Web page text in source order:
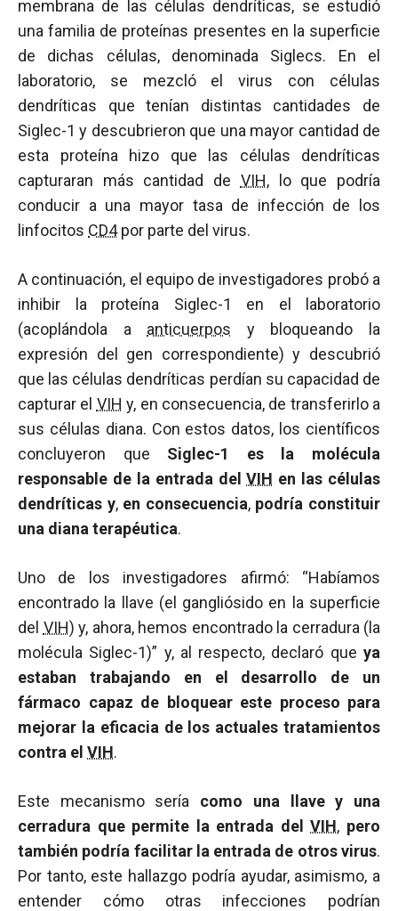
membrana de las células dendríticas, se estudió
una familia de proteínas presentes en la superficie
de dichas células, denominada Siglecs. En el
laboratorio, se mezcló el virus con células
dendríticas que tenían distintas cantidades de
Siglec-1 y descubrieron que una mayor cantidad de
esta proteína hizo que las células dendríticas
capturaran más cantidad de VIH, lo que podría
conducir a una mayor tasa de infección de los
linfocitos CD4por parte del virus.
A continuación, el equipo de investigadores probó a
inhibir la proteína Siglec-1 en el laboratorio
(acoplándola a anticuerpos y bloqueando la
expresión del gen correspondiente) y descubrió
que las células dendríticas perdían su capacidad de
capturar el VIH y, en consecuencia, de transferirlo a
sus células diana. Con estos datos, los científicos
concluyeron que Siglec-1 es la molécula
responsable de la entrada delVIH en las células
dendríticas y,en consecuencia,podría constituir
una diana terapéutica.
Uno de los investigadores afirmó: “Habíamos
encontrado la llave (el gangliósido en la superficie
del VIH) y, ahora, hemos encontrado la cerradura (la
molécula Siglec-1)” y, al respecto, declaró que ya
estaban trabajando en el desarrollo de un
fármaco capaz de bloquear este proceso para
mejorar la eficacia de los actuales tratamientos
contra el VIH.
Este mecanismo sería como una llave y una
cerradura que permite la entrada delVIH, pero
también podría facilitar la entrada de otros virus.
Por tanto, este hallazgo podría ayudar, asimismo, a
entender cómo otras infecciones podrían